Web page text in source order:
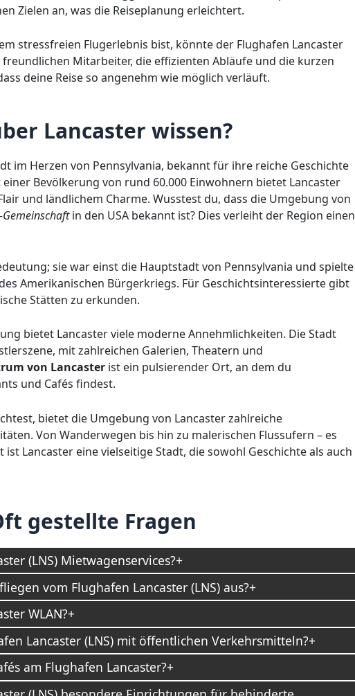
Zielen an, was die Reiseplanung erleichtert.
stressfreien Flugerlebnis bist, könnte der Flughafen Lancaster
Mitarbeiter, die effizienten Abläufe und die kurzen
deine Reise so angenehm wie möglich verläuft.
Lancaster wissen?
im Herzen von Pennsylvania, bekannt für ihre reiche Geschichte
Bevölkerung von rund 60.000 Einwohnern bietet Lancaster
und ländlichem Charme. Wusstest du, dass die Umgebung von
in den USA bekannt ist? Dies verleiht der Region einen
sie war einst die Hauptstadt von Pennsylvania und spielte
Amerikanischen Bürgerkriegs. Für Geschichtsinteressierte gibt
Stätten zu erkunden.
bietet Lancaster viele moderne Annehmlichkeiten. Die Stadt
mit zahlreichen Galerien, Theatern und
von Lancaster ist ein pulsierender Ort, an dem du
und Cafés findest.
bietet die Umgebung von Lancaster zahlreiche
Von Wanderwegen bis hin zu malerischen Flussufern – es
Lancaster eine vielseitige Stadt, die sowohl Geschichte als auch
gestellte Fragen
(LNS) Mietwagenservices?
vom Flughafen Lancaster (LNS) aus?
WLAN?
Lancaster (LNS) mit öffentlichen Verkehrsmitteln?
am Flughafen Lancaster?